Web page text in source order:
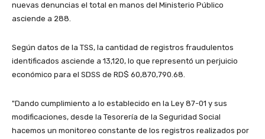
nuevas denuncias el total en manos del Ministerio Público
asciende a 288.
Según datos de la TSS, la cantidad de registros fraudulentos
identificados asciende a 13,120, lo que representó un perjuicio
económico para el SDSS de RD$ 60,870,790.68.
"Dando cumplimiento a lo establecido en la Ley 87-01 y sus
modificaciones, desde la Tesorería de la Seguridad Social
hacemos un monitoreo constante de los registros realizados por